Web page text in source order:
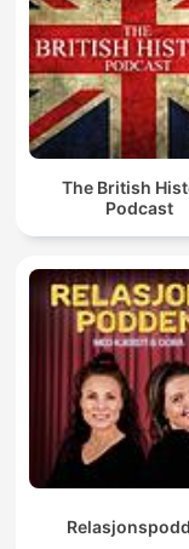
The British
Podcast